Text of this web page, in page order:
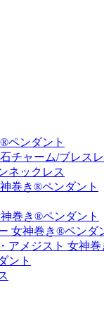
ペンダント
チャーム/ブレスレ
ネックレス
巻き®ペンダント
神巻き®ペンダント
女神巻き®ペンダ
アメジスト 女神
ント